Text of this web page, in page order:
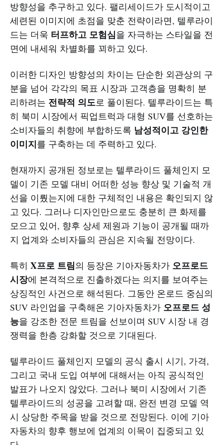
방향성을 추구하고 있다. 팰리세이드가 도시적이고
세련된 이미지에 초점을 맞춘 전략이라면, 텔루라이
드는 더욱 터프하고 모험심을 자극하는 스타일을 전
면에 내세워 차별화를 꾀하고 있다.
이러한 디자인 방향성의 차이는 단순한 외관상의 구
분을 넘어 각각의 목표 시장과 고객층을 명확히 분
리하려는 전략적 의도로 풀이된다. 텔루라이드는 특
히 북미 시장에서 픽업트럭과 대형 SUV를 선호하는
소비자들의 취향에 부합하도록 남성적이고 강인한
이미지를 구축하는 데 주력하고 있다.
현재까지 공개된 정보로는 텔루라이드 풀체인지 모
델이 기존 모델 대비 어떠한 성능 향상 및 기술적 개
선을 이뤘는지에 대한 구체적인 내용은 확인되지 않
고 있다. 그러나 디자인만으로도 충분히 큰 화제를
모으고 있어, 향후 상세 제원과 기능이 공개될 때까
지 업계와 소비자들의 관심은 지속될 전망이다.
특히 X프로 트림의 등장은 기아자동차가 오프로드
시장에 본격적으로 진출하겠다는 의지를 보여주는
상징적인 사건으로 해석된다. 그동안 온로드 중심의
SUV 라인업을 구축해온 기아자동차가 오프로드 성
능을 강조한 전문 트림을 선보이며 SUV 시장 내 경
쟁력을 한층 강화할 것으로 기대된다.
텔루라이드 풀체인지 모델의 공식 출시 시기, 가격,
그리고 국내 도입 여부에 대해서는 아직 공식적인
발표가 나오지 않았다. 그러나 북미 시장에서 기존
텔루라이드의 성공을 고려할 때, 완전 변경 모델 역
시 상당한 주목을 받을 것으로 전망된다. 이에 기아
자동차의 향후 행보에 업계의 이목이 집중되고 있